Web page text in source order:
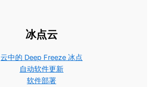
冰点云
云中的 Deep Freeze 冰点
自动软件更新
软件部署